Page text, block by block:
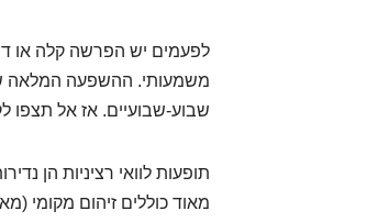
לפעמים יש הפרשה קלה או
משמעותי. ההשפעה המלאה
שבוע-שבועיים. אז אל תצפו
תופעות לוואי רציניות הן
מאוד כוללים זיהום מקומי